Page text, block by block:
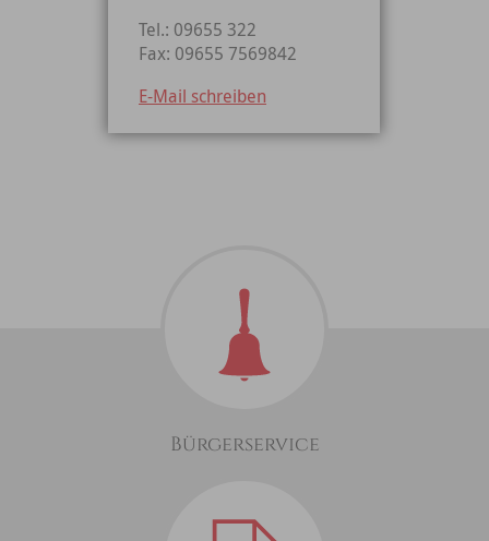
Tel.: 09655 322
Fax: 09655 7569842
E-Mail schreiben
Bürgerservice